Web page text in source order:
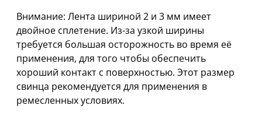
Внимание: Лента шириной 2 и 3 мм имеет
двойное сплетение. Из-за узкой ширины
требуется большая осторожность во время её
применения, для того чтобы обеспечить
хороший контакт с поверхностью. Этот размер
свинца рекомендуется для применения в
ремесленных условиях.